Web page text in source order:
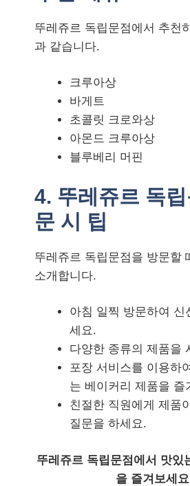
뚜레쥬르 독립문점에서 추천
과 같습니다.
크루아상
바게트
초콜릿 크로와상
아몬드 크루아상
블루베리 머핀
4. 뚜레쥬르 독
문 시 팁
뚜레쥬르 독립문점을 방문할
소개합니다.
아침 일찍 방문하여 신
세요.
다양한 종류의 제품을
포장 서비스를 이용하
는 베이커리 제품을 즐
친절한 직원에게 제품
질문을 하세요.
뚜레쥬르 독립문점에서 맛있
을 즐겨보세